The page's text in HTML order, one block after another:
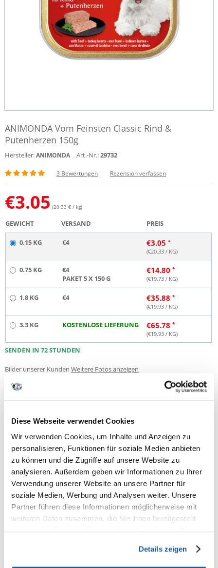
Diese Webseite verwendet Cookies
Wir verwenden Cookies, um Inhalte und Anzeigen zu
personalisieren, Funktionen für soziale Medien anbieten
zu können und die Zugriffe auf unsere Website zu
analysieren. Außerdem geben wir Informationen zu Ihrer
Verwendung unserer Website an unsere Partner für
soziale Medien, Werbung und Analysen weiter. Unsere
Partner führen diese Informationen möglicherweise mit
weiteren Daten zusammen, die Sie ihnen bereitgestellt
Details zeigen
ANIMONDA Vom Feinsten Classic Rind &
Putenherzen 150g
Hersteller:ANIMONDA Art.-Nr.:29732
3 Bewertungen Rezension verfassen
€3.05 (20.33 € / kg)
GEWICHT VERSAND PREIS
0.15 KG €4 €3.05
(€20.33 / KG)
0.75 KG
€4
PAKET 5 X 150 G
€14.80
(€19.73 / KG)
1.8 KG €4 €35.88
(€19.93 / KG)
3.3 KG KOSTENLOSE LIEFERUNG €65.78
(€19.93 / KG)
SENDEN IN 72 STUNDEN
Bilder unserer Kunden Weitere Fotos anzeigen
100%
Recommend
100% KUNDEN EMPFEHLEN DIESES PRODUKT
REZENSION VERFASSEN
auf höchstem Niveau für ausgewachsene Hunde von 1-6 Jahren. Die